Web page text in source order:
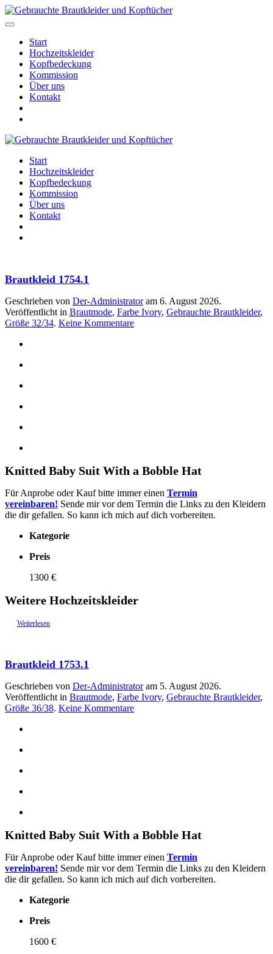
Start
Hochzeitskleider
Kopfbedeckung
Kommission
Über uns
Kontakt
Start
Hochzeitskleider
Kopfbedeckung
Kommission
Über uns
Kontakt
Brautkleid 1754.1
Geschrieben von Der-Administratoram 6. August 2026.
Veröffentlicht in Brautmode, Farbe Ivory, Gebrauchte Brautkleider,
Größe 32/34. Keine Kommentarezu
Knitted Baby Suit With a Bobble Hat
Für Anprobe oder Kauf bitte immer einen Termin
vereinbaren! Sende mir vor dem Termin die Links zu den Kleidern
die dir gefallen. So kann ich mich auf dich vorbereiten.
Kategorie
Preis
1300 €
Weitere Hochzeitskleider
Weiterlesen
Brautkleid 1753.1
Geschrieben von Der-Administratoram 5. August 2026.
Veröffentlicht in Brautmode, Farbe Ivory, Gebrauchte Brautkleider,
Größe 36/38. Keine Kommentarezu
Knitted Baby Suit With a Bobble Hat
Für Anprobe oder Kauf bitte immer einen Termin
vereinbaren! Sende mir vor dem Termin die Links zu den Kleidern
die dir gefallen. So kann ich mich auf dich vorbereiten.
Kategorie
Preis
1600 €